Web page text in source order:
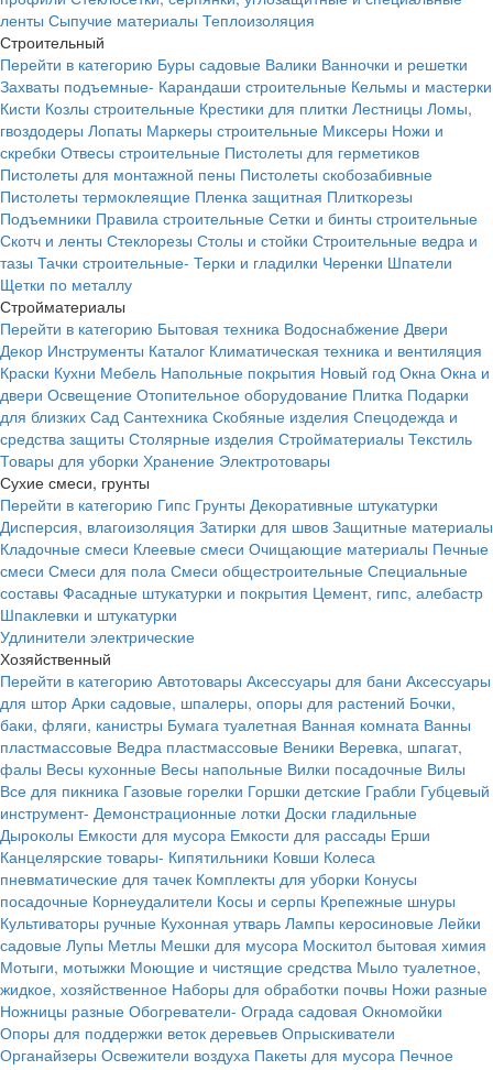
ленты Сыпучие материалы Теплоизоляция
Строительный
Перейти в категорию Буры садовые Валики Ванночки и решетки
Захваты подъемные- Карандаши строительные Кельмы и мастерки
Кисти Козлы строительные Крестики для плитки Лестницы Ломы,
гвоздодеры Лопаты Маркеры строительные Миксеры Ножи и
скребки Отвесы строительные Пистолеты для герметиков
Пистолеты для монтажной пены Пистолеты скобозабивные
Пистолеты термоклеящие Пленка защитная Плиткорезы
Подъемники Правила строительные Сетки и бинты строительные
Скотч и ленты Стеклорезы Столы и стойки Строительные ведра и
тазы Тачки строительные- Терки и гладилки Черенки Шпатели
Щетки по металлу
Стройматериалы
Перейти в категорию Бытовая техника Водоснабжение Двери
Декор Инструменты Каталог Климатическая техника и вентиляция
Краски Кухни Мебель Напольные покрытия Новый год Окна Окна и
двери Освещение Отопительное оборудование Плитка Подарки
для близких Сад Сантехника Скобяные изделия Спецодежда и
средства защиты Столярные изделия Стройматериалы Текстиль
Товары для уборки Хранение Электротовары
Сухие смеси, грунты
Перейти в категорию Гипс Грунты Декоративные штукатурки
Дисперсия, влагоизоляция Затирки для швов Защитные материалы
Кладочные смеси Клеевые смеси Очищающие материалы Печные
смеси Смеси для пола Смеси общестроительные Специальные
составы Фасадные штукатурки и покрытия Цемент, гипс, алебастр
Шпаклевки и штукатурки
Удлинители электрические
Хозяйственный
Перейти в категорию Автотовары Аксессуары для бани Аксессуары
для штор Арки садовые, шпалеры, опоры для растений Бочки,
баки, фляги, канистры Бумага туалетная Ванная комната Ванны
пластмассовые Ведра пластмассовые Веники Веревка, шпагат,
фалы Весы кухонные Весы напольные Вилки посадочные Вилы
Все для пикника Газовые горелки Горшки детские Грабли Губцевый
инструмент- Демонстрационные лотки Доски гладильные
Дыроколы Емкости для мусора Емкости для рассады Ерши
Канцелярские товары- Кипятильники Ковши Колеса
пневматические для тачек Комплекты для уборки Конусы
посадочные Корнеудалители Косы и серпы Крепежные шнуры
Культиваторы ручные Кухонная утварь Лампы керосиновые Лейки
садовые Лупы Метлы Мешки для мусора Москитол бытовая химия
Мотыги, мотыжки Моющие и чистящие средства Мыло туалетное,
жидкое, хозяйственное Наборы для обработки почвы Ножи разные
Ножницы разные Обогреватели- Ограда садовая Окномойки
Опоры для поддержки веток деревьев Опрыскиватели
Органайзеры Освежители воздуха Пакеты для мусора Печное